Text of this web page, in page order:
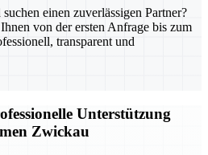
einen zuverlässigen Partner?
von der ersten Anfrage bis zum
transparent und
Unterstützung
Zwickau